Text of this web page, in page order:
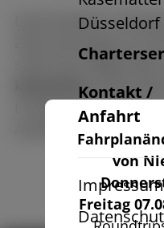
Düsseldorf
Kontakt /
Anfahrt
Impressum
Dank flexibler
Zwischenstopps an der
sowie der
kostenfrei
Linienfahrten ideal
Ausflügler.
von
Freitag